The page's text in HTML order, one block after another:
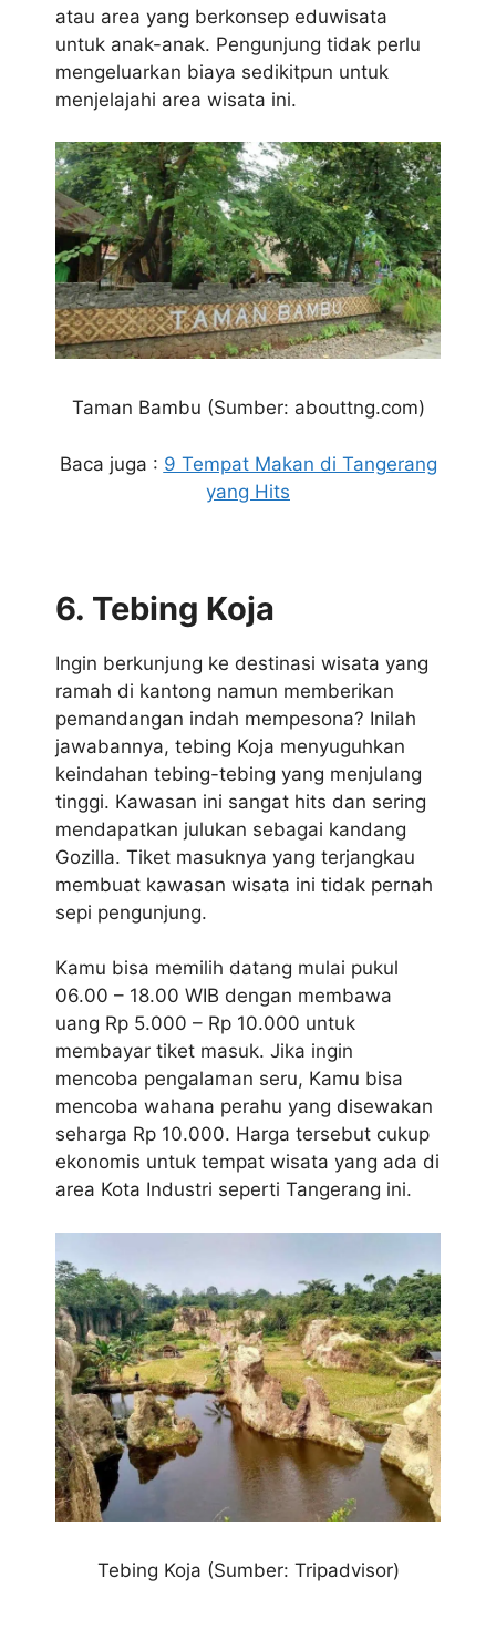
atau area yang berkonsep eduwisata
untuk anak-anak. Pengunjung tidak perlu
mengeluarkan biaya sedikitpun untuk
menjelajahi area wisata ini.
Taman Bambu (Sumber: abouttng.com)
Baca juga : 9 Tempat Makan di Tangerang
yang Hits
6. Tebing Koja
Ingin berkunjung ke destinasi wisata yang
ramah di kantong namun memberikan
pemandangan indah mempesona? Inilah
jawabannya, tebing Koja menyuguhkan
keindahan tebing-tebing yang menjulang
tinggi. Kawasan ini sangat hits dan sering
mendapatkan julukan sebagai kandang
Gozilla. Tiket masuknya yang terjangkau
membuat kawasan wisata ini tidak pernah
sepi pengunjung.
Kamu bisa memilih datang mulai pukul
06.00 – 18.00 WIB dengan membawa
uang Rp 5.000 – Rp 10.000 untuk
membayar tiket masuk. Jika ingin
mencoba pengalaman seru, Kamu bisa
mencoba wahana perahu yang disewakan
seharga Rp 10.000. Harga tersebut cukup
ekonomis untuk tempat wisata yang ada di
area Kota Industri seperti Tangerang ini.
Tebing Koja (Sumber: Tripadvisor)